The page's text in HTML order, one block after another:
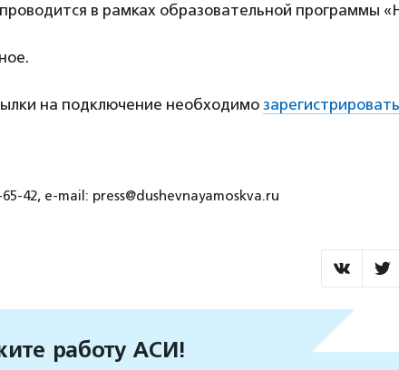
в рамках образовательной программы
на подключение необходимо
42, e-mail: press@dushevnayamoskva.ru
работу АСИ!